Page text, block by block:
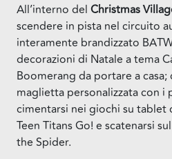
All’interno del Christmas
scendere in pista nel circuito
interamente brandizzato
decorazioni di Natale a tema
Boomerang da portare a
maglietta personalizzata con i
cimentarsi nei giochi su tablet
Teen Titans Go! e scatenarsi
the Spider.